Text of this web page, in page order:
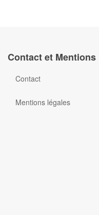
Contact et Mentions
Contact
Mentions légales